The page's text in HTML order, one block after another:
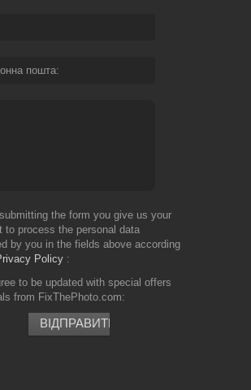
пошта
the form you give us your
to process the personal data
by you in the fields above according
Policy
to be updated with special offers
from FixThePhoto.com